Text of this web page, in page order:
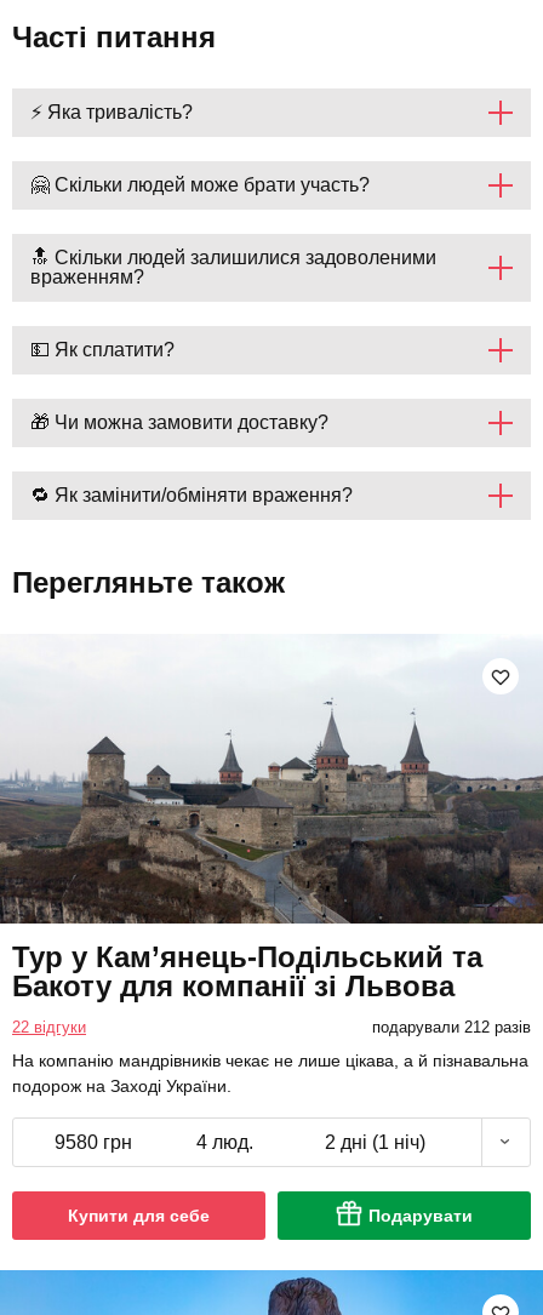
Часті питання
⚡ Яка тривалість?
🤗 Скільки людей може брати участь?
🔝 Скільки людей залишилися задоволеними
враженням?
💵 Як сплатити?
🎁 Чи можна замовити доставку?
🔁 Як замінити/обміняти враження?
Перегляньте також
Тур у Кам’янець-Подільський та
Бакоту для компанії зі Львова
22 відгуки подарували 212 разів
На компанію мандрівників чекає не лише цікава, а й пізнавальна
подорож на Заході України.
9580 грн 4 люд. 2 дні (1 ніч)
Купити для себе Подарувати